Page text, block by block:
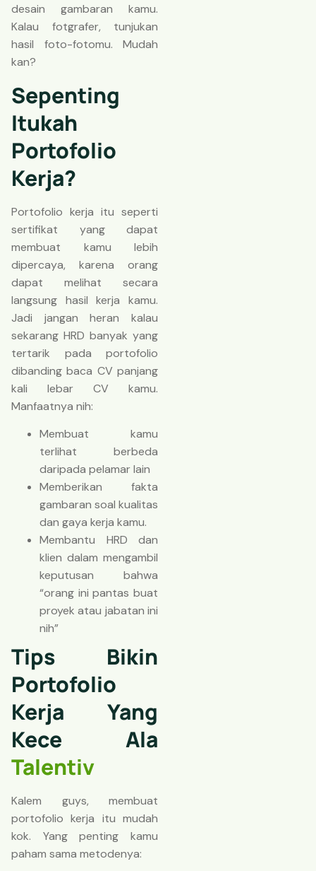
desain gambaran kamu.
Kalau fotgrafer, tunjukan
hasil foto-fotomu. Mudah
kan?
Sepenting
Itukah
Portofolio
Kerja?
Portofolio kerja itu seperti
sertifikat yang dapat
membuat kamu lebih
dipercaya, karena orang
dapat melihat secara
langsung hasil kerja kamu.
Jadi jangan heran kalau
sekarang HRD banyak yang
tertarik pada portofolio
dibanding baca CV panjang
kali lebar CV kamu.
Manfaatnya nih:
Membuat kamu
terlihat berbeda
daripada pelamar lain
Memberikan fakta
gambaran soal kualitas
dan gaya kerja kamu.
Membantu HRD dan
klien dalam mengambil
keputusan bahwa
“orang ini pantas buat
proyek atau jabatan ini
nih”
Tips Bikin
Portofolio
Kerja Yang
Kece Ala
Talentiv
Kalem guys, membuat
portofolio kerja itu mudah
kok. Yang penting kamu
paham sama metodenya: